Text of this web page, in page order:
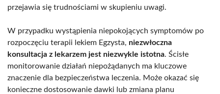
przejawia się trudnościami w skupieniu uwagi.
W przypadku wystąpienia niepokojących symptomów po
rozpoczęciu terapii lekiem Egzysta, niezwłoczna
konsultacja z lekarzem jest niezwykle istotna. Ścisłe
monitorowanie działań niepożądanych ma kluczowe
znaczenie dla bezpieczeństwa leczenia. Może okazać się
konieczne dostosowanie dawki lub zmiana planu